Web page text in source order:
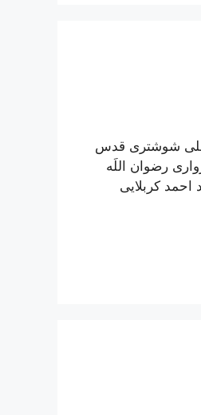
علی شوشتری قدس
رضوان اللَه
كربلايى